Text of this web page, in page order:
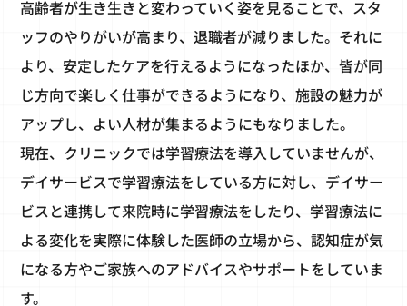
高齢者が生き生きと変わっていく姿を見ることで、スタ
ッフのやりがいが高まり、退職者が減りました。それに
より、安定したケアを行えるようになったほか、皆が同
じ方向で楽しく仕事ができるようになり、施設の魅力が
アップし、よい人材が集まるようにもなりました。
現在、クリニックでは学習療法を導入していませんが、
デイサービスで学習療法をしている方に対し、デイサー
ビスと連携して来院時に学習療法をしたり、学習療法に
よる変化を実際に体験した医師の立場から、認知症が気
になる方やご家族へのアドバイスやサポートをしていま
す。